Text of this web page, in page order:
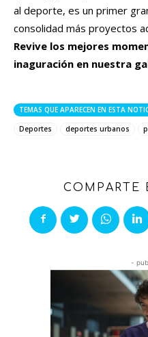
al deporte, es un primer
consolidad más proyectos
Revive los mejores
inaguración en nuestra
TEMAS QUE APARECEN EN ESTA
Deportes
deportes urbanos
COMPARTE
-